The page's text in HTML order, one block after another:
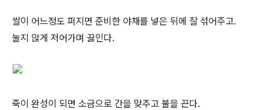
쌀이 어느정도 퍼지면 준비한 야채를 넣은 뒤에 잘 섞어주고.
눌지 않게 저어가며 끓인다.
죽이 완성이 되면 소금으로 간을 맞추고 불을 끈다.